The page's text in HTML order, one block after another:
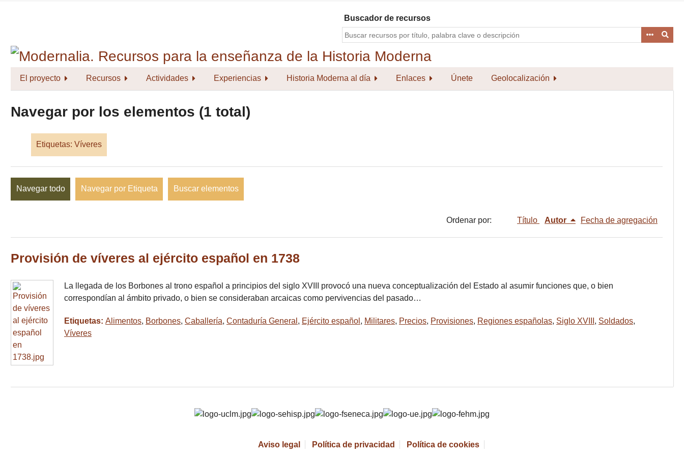
Buscador de recursos
El proyecto Recursos Actividades Experiencias Historia Moderna al día Enlaces Únete Geolocalización
Navegar por los elementos (1 total)
Etiquetas: Víveres
Navegar todo Navegar por Etiqueta Buscar elementos
Ordenar por: Título Autor Fecha de agregación
Provisión de víveres al ejército español en 1738
La llegada de los Borbones al trono español a principios del siglo XVIII provocó una nueva conceptualización del Estado al asumir funciones que, o bien
correspondían al ámbito privado, o bien se consideraban arcaicas como pervivencias del pasado…
Etiquetas: Alimentos, Borbones, Caballería, Contaduría General , Ejército español , Militares, Precios, Provisiones, Regiones españolas, Siglo XVIII , Soldados,
Víveres
Aviso legal Política de privacidad Política de cookies